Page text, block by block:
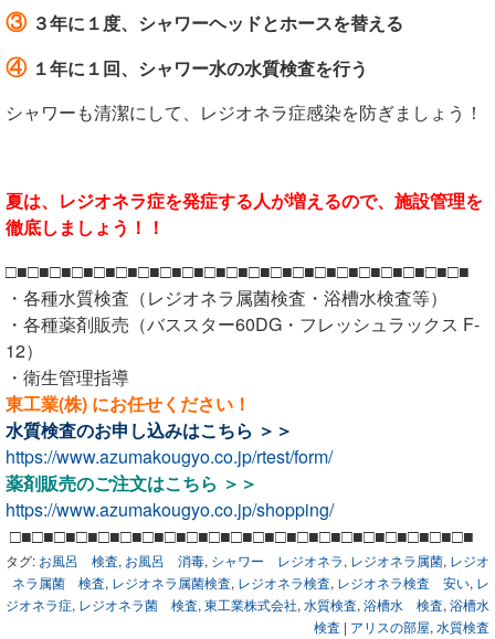
③ ３年に１度、シャワーヘッドとホースを替える
④ １年に１回、シャワー水の水質検査を行う
シャワーも清潔にして、レジオネラ症感染を防ぎましょう！
夏は、レジオネラ症を発症する人が増えるので、施設管理を
徹底しましょう！！
□■□■□■□■□■□■□■□■□■□■□■□■□■□■□■□■□■□■□■□■□■
・各種水質検査（レジオネラ属菌検査・浴槽水検査等）
・各種薬剤販売（バススター60DG・フレッシュラックス F-
12）
・衛生管理指導
東工業(株) にお任せください！
水質検査のお申し込みはこちら ＞＞
https://www.azumakougyo.co.jp/rtest/form/
薬剤販売のご注文はこちら ＞＞
https://www.azumakougyo.co.jp/shopping/
□■□■□■□■□■□■□■□■□■□■□■□■□■□■□■□■□■□■□■□■□■
タグ: お風呂 検査, お風呂 消毒, シャワー レジオネラ, レジオネラ属菌, レジオ
ネラ属菌 検査, レジオネラ属菌検査, レジオネラ検査, レジオネラ検査 安い, レ
ジオネラ症, レジオネラ菌 検査, 東工業株式会社, 水質検査, 浴槽水 検査, 浴槽水
検査 | アリスの部屋, 水質検査